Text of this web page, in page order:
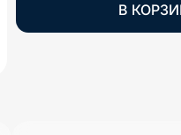
В